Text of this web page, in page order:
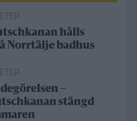
hålls
Norrtälje badhus
–
stängd